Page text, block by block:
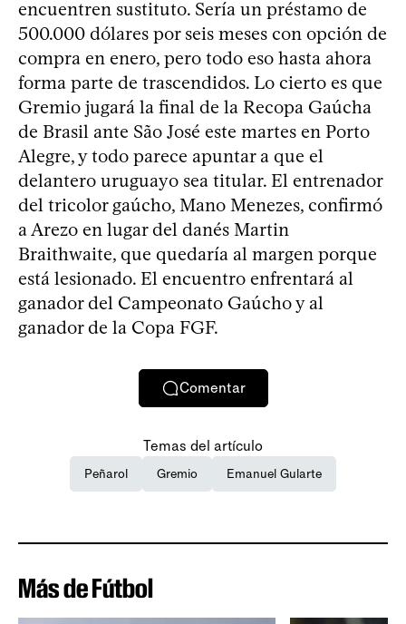
encuentren sustituto. Sería un préstamo de
500.000 dólares por seis meses con opción de
compra en enero, pero todo eso hasta ahora
forma parte de trascendidos. Lo cierto es que
Gremio jugará la final de la Recopa Gaúcha
de Brasil ante São José este martes en Porto
Alegre, y todo parece apuntar a que el
delantero uruguayo sea titular. El entrenador
del tricolor gaúcho, Mano Menezes, confirmó
a Arezo en lugar del danés Martin
Braithwaite, que quedaría al margen porque
está lesionado. El encuentro enfrentará al
ganador del Campeonato Gaúcho y al
ganador de la Copa FGF.
Comentar
Temas del artículo
Peñarol Gremio Emanuel Gularte
Más de Fútbol